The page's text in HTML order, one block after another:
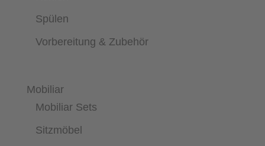
Spülen
Vorbereitung & Zubehör
Mobiliar
Mobiliar Sets
Sitzmöbel